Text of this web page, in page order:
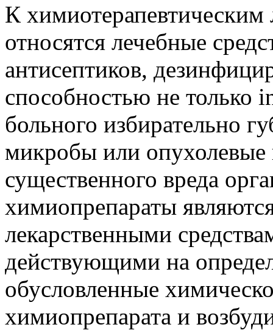
К химиотерапевтическим
относятся лечебные
антисептиков,
способностью не только
больного избирательно
микробы или опухолевые
существенного вреда
химиопрепараты
лекарственными
действующими на
обусловленные
химиопрепарата и